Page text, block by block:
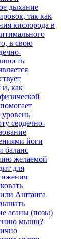
дыхание
так как
кислорода в
в свою
и, как
уровень
сердечно-
йоги
баланс
желаемой
для
или Аштанга
асаны (позы)
мышц?